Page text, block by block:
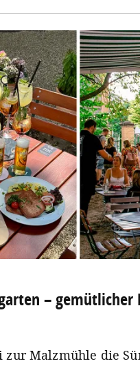
– gemütlicher
zur Malzmühle die